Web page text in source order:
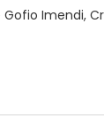
Imendi,